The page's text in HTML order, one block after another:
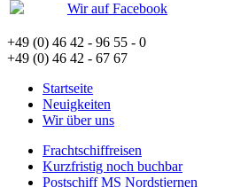
Wir auf Facebook
+49 (0) 46 42 - 96 55 - 0
+49 (0) 46 42 - 67 67
Startseite
Neuigkeiten
Wir über uns
Frachtschiffreisen
Kurzfristig noch buchbar
Postschiff MS Nordstjernen